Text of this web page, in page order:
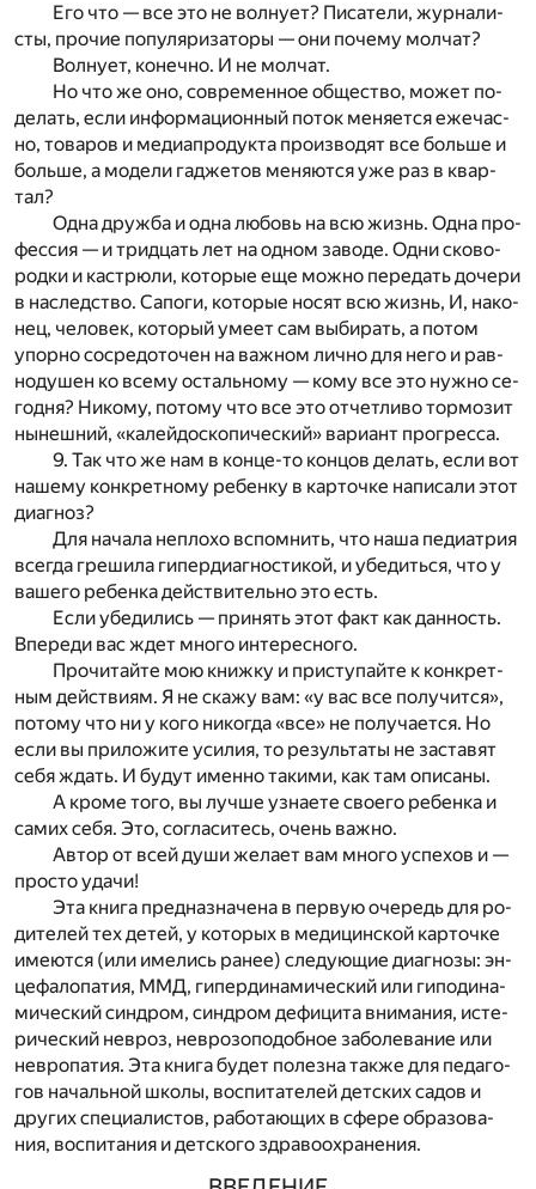
Его что — все это не вол­ну­ет? Пи­са­те­ли, жур­на­ли­
сты, про­чие по­пу­ля­ри­за­то­ры — они по­че­му мол­чат?
Вол­ну­ет, ко­неч­но. И не мол­чат.
Но что же оно, со­вре­мен­ное об­ще­ство, мо­жет по­
де­лать, если ин­фор­ма­ци­он­ный по­ток ме­ня­ет­ся еже­час­
но, то­ва­ров и ме­диа­про­дук­та про­из­во­дят все боль­ше и
боль­ше, а мо­де­ли га­дже­тов ме­ня­ют­ся уже раз в квар­
тал?
Одна друж­ба и одна лю­бовь на всю жизнь. Одна про­
фес­сия — и трид­цать лет на од­ном за­во­де. Одни ско­во­
род­ки и ка­стрюли, ко­то­рые еще мож­но пе­ре­дать до­че­ри
в на­след­ство. Са­по­ги, ко­то­рые но­сят всю жизнь, И, на­ко­
нец, че­ло­век, ко­то­рый уме­етсам вы­би­рать, а по­том
упор­но со­сре­до­то­чен на важ­ном лич­но для него и рав­
но­ду­шен ко все­му осталь­но­му — кому все это нуж­но се­
го­дня? Ни­ко­му, по­то­му что все это от­чет­ли­во тор­мо­зит
ны­неш­ний, «ка­лей­до­ско­пи­че­ский» ва­ри­ант про­грес­са.
9. Так что же нам в кон­це-то кон­цов де­лать, если вот
на­ше­му кон­крет­но­му ре­бен­ку в кар­точ­ке на­пи­са­ли этот
диа­гноз?
Для на­ча­ла не­пло­хо вспо­мнить, что наша пе­ди­а­трия
все­гда гре­ши­ла ги­пер­диа­гно­сти­кой, и убе­дить­ся, что у
ва­ше­го ре­бен­ка дей­стви­тель­ноэтоесть.
Если убе­ди­лись — при­нять этот факт как дан­ность.
Впе­ре­ди вас ждет мно­го ин­те­рес­но­го.
Про­чи­тай­те мою книж­ку и при­сту­пай­те к кон­крет­
ным дей­стви­ям. Я не ска­жу вам: «у вас все по­лу­чит­ся»,
по­то­му что ни у кого ни­ко­гда «все» не по­лу­ча­ет­ся. Но
если вы при­ло­жи­те уси­лия, то ре­зуль­та­ты не за­ста­вят
себя ждать. И бу­дут имен­но та­ки­ми, как там опи­са­ны.
А кро­ме того, вы луч­ше узна­е­те сво­е­го ре­бен­ка и
са­мих себя. Это, со­гла­си­тесь, очень важ­но.
Ав­тор от всей души же­ла­ет вам мно­го успе­хов и —
про­сто уда­чи!
Эта кни­га пред­на­зна­че­на в пер­вую оче­редь для ро­
ди­те­лей тех де­тей, у ко­то­рых в ме­ди­цин­ской кар­точ­ке
име­ют­ся (или име­лись ра­нее) сле­ду­ю­щие диа­гно­зы: эн­
це­фа­ло­па­тия, ММД, ги­пер­ди­на­ми­че­ский или ги­по­ди­на­
ми­че­ский син­дром, син­дром де­фи­ци­та вни­ма­ния, исте­
ри­че­ский нев­роз, нев­ро­зо­по­доб­ное за­бо­ле­ва­ние или
нев­ро­па­тия. Эта кни­га бу­дет по­лез­на так­же для пе­да­го­
гов на­чаль­ной шко­лы, вос­пи­та­те­лей дет­ских са­дов и
дру­гих спе­ци­а­ли­стов, ра­бо­та­ю­щих в сфе­ре об­ра­зо­ва­
ния, вос­пи­та­ния и дет­ско­го здра­во­охра­не­ния.